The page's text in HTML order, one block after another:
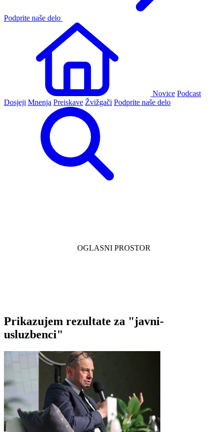
Podprite naše delo
Novice Podcast
Dosjeji Mnenja Preiskave Žvižgači Podprite naše delo
Prikazujem rezultate za "javni-
usluzbenci"